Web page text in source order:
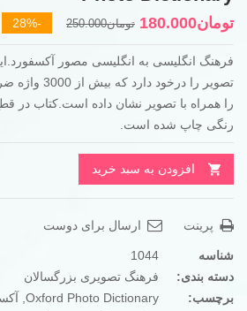
تومان250.000قیمت
بود.
تومان180.000
قیمت
است.تصویر را درخود
را همراه با تصویر نشان داده است.کتاب در
رنگی چاپ شده است.
افزودن به سبد خرید
پرینت ارسال برای دوست
شناسه
1044
دسته بندی:
فرهنگ تصویری بزرگسالان
برچسب:
Oxford Photo Dictionary
,